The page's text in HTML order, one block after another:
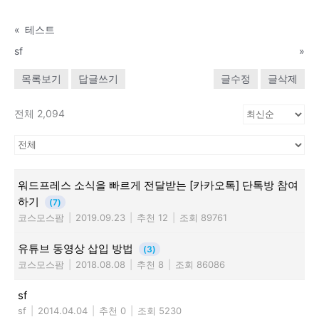
« 테스트
sf
»
목록보기 답글쓰기 글수정 글삭제
전체 2,094
워드프레스 소식을 빠르게 전달받는 [카카오톡] 단톡방 참여
하기
(7)
코스모스팜 2019.09.23 추천 12 조회 89761
유튜브 동영상 삽입 방법 (3)
코스모스팜 2018.08.08 추천 8 조회 86086
sf
sf 2014.04.04 추천 0 조회 5230